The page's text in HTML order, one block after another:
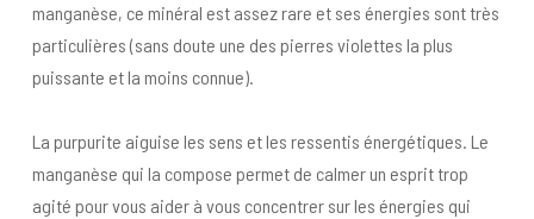
manganèse, ce minéral est assez rare et ses énergies sont très
particulières (sans doute une des pierres violettes la plus
puissante et la moins connue).
La purpurite aiguise les sens et les ressentis énergétiques. Le
manganèse qui la compose permet de calmer un esprit trop
agité pour vous aider à vous concentrer sur les énergies qui